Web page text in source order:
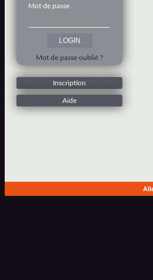
Mot de passe
Mot de passe oublié ?
Inscription
Aide